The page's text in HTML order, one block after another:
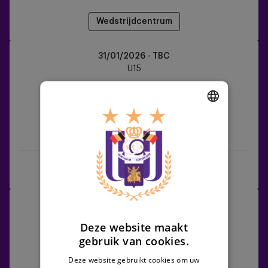
Wedstrijdcentrum
31/01/2026 - TBC
U15
Wedstrijdcentrum
Deze website maakt
gebruik van cookies.
Deze website gebruikt cookies om uw